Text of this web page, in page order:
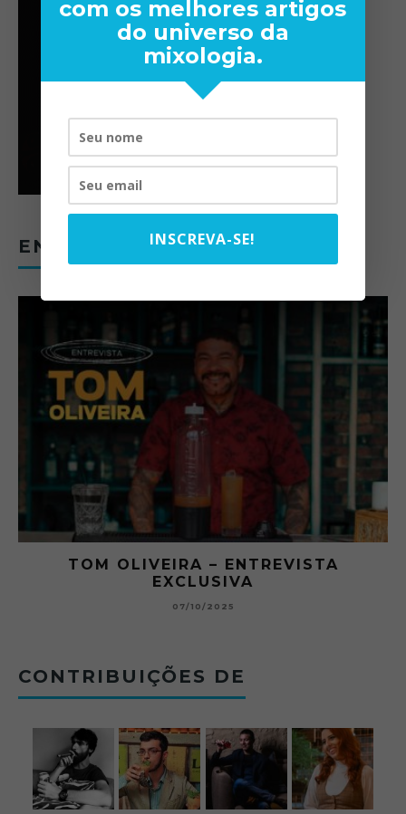
ENTREVISTAS
TOM OLIVEIRA – ENTREVISTA
EXCLUSIVA
07/10/2025
CONTRIBUIÇÕES DE
com os melhores artigos
do universo da
mixologia.
INSCREVA-SE!